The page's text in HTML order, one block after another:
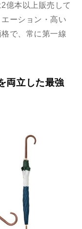
億本以上販売して
ーション・高い
で、常に第一線
両立した最強